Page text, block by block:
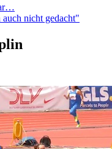
nicht gedacht"